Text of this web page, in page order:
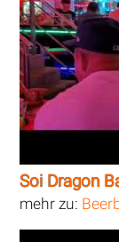
Soi Dragon
mehr zu: